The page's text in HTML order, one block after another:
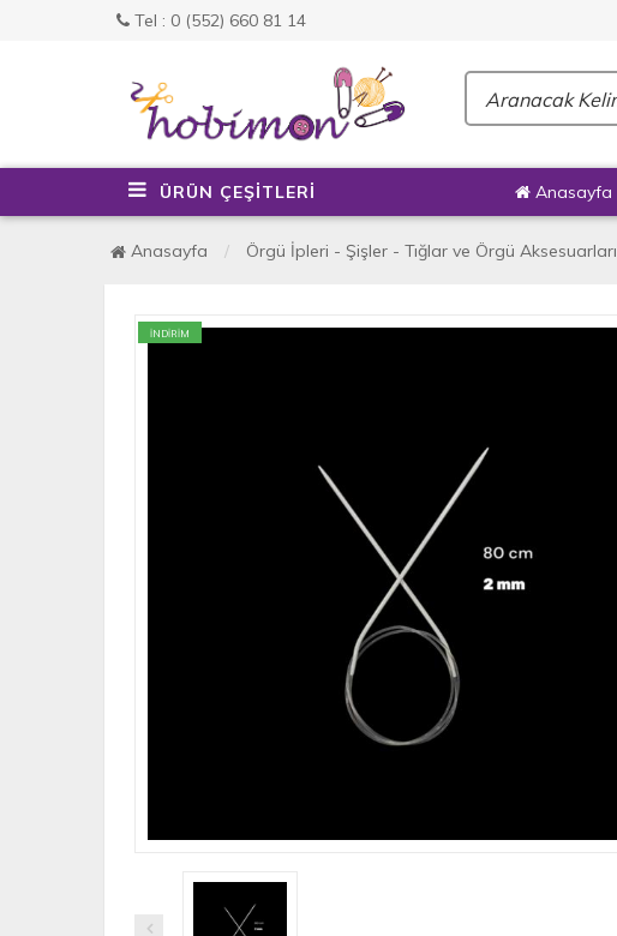
Tel : 0 (552) 660 81 14
ÜRÜN ÇEŞİTLERİ Anasayfa
Anasayfa Örgü İpleri - Şişler - Tığlar ve Örgü Aksesuarları
İNDİRİM